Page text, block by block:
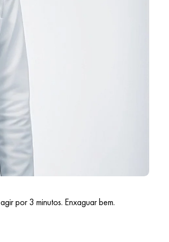
por 3 minutos. Enxaguar bem.